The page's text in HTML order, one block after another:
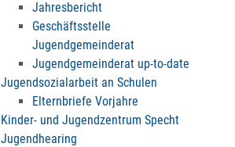
Jahresbericht
Geschäftsstelle
Jugendgemeinderat
Jugendgemeinderat up-to-date
Jugendsozialarbeit an Schulen
Elternbriefe Vorjahre
Kinder- und Jugendzentrum Specht
Jugendhearing